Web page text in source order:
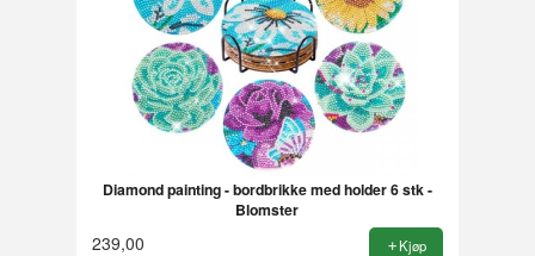
Diamond painting - bordbrikke med holder 6 stk -
Blomster
239,00 Kjøp